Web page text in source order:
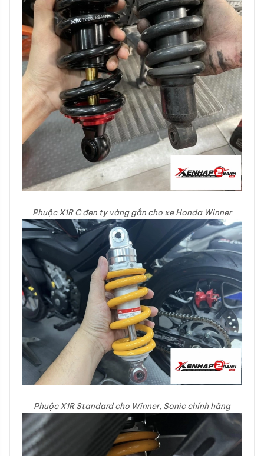
Phuộc X1R C đen ty vàng gắn cho xe Honda Winner
Phuộc X1R Standard cho Winner, Sonic chính hãng